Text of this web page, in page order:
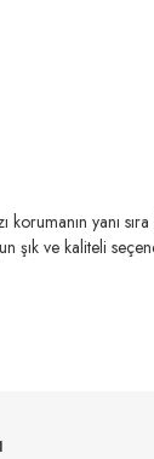
korumanın yanı
şık ve kaliteli